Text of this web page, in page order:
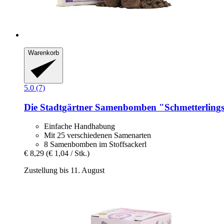
Warenkorb
5.0 (7)
Die Stadtgärtner Samenbomben
Einfache Handhabung
Mit 25 verschiedenen Samenarten
8 Samenbomben im Stoffsackerl
€ 8,29 (€ 1,04 / Stk.)
Zustellung bis 11. August